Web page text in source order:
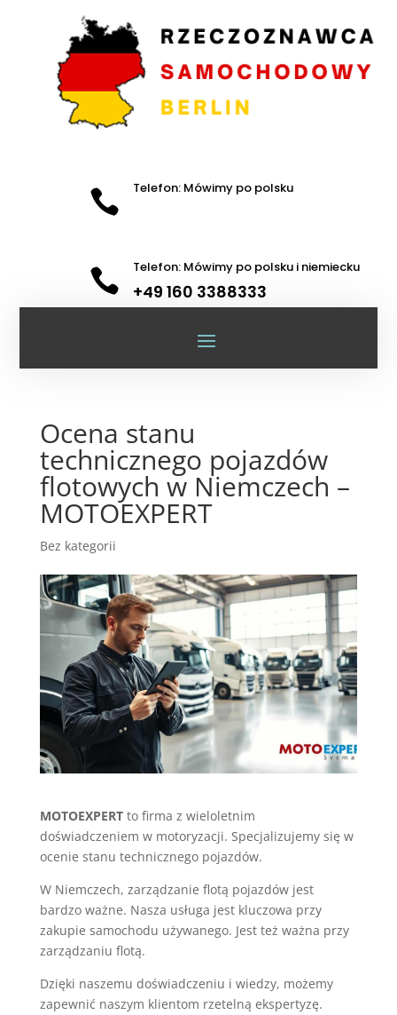
 Telefon: Mówimy po polsku
 Telefon: Mówimy po polsku i niemiecku
+49 160 3388333
Ocena stanu
technicznego pojazdów
flotowych w Niemczech –
MOTOEXPERT
Bez kategorii
MOTOEXPERTto firma z wieloletnim
doświadczeniem w motoryzacji. Specjalizujemy się w
ocenie stanu technicznego pojazdów.
W Niemczech, zarządzanie flotą pojazdów jest
bardzo ważne. Nasza usługa jest kluczowa przy
zakupie samochodu używanego. Jest też ważna przy
zarządzaniu flotą.
Dzięki naszemu doświadczeniu i wiedzy, możemy
zapewnić naszym klientom rzetelną ekspertyzę.